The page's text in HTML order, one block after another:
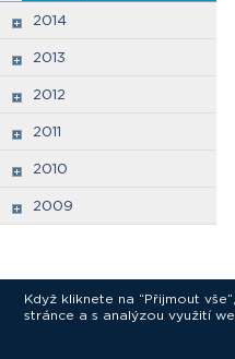
2014
2013
2012
2011
2010
2009
Když kliknete na “Přijmout
stránce a s analýzou využití